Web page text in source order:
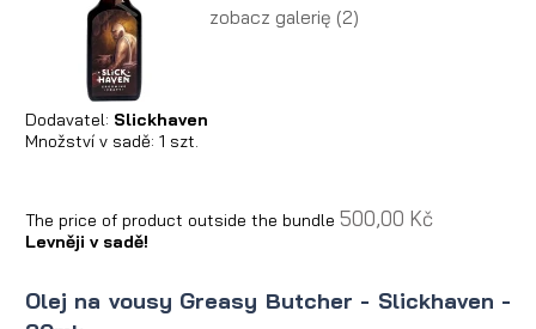
zobacz galerię (2)
Dodavatel: Slickhaven
Množství v sadě: 1 szt.
The price of product outside the bundle 500,00 Kč
Levněji v sadě!
Olej na vousy Greasy Butcher - Slickhaven -